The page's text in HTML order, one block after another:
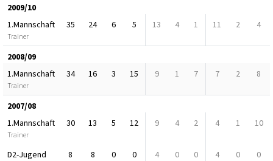
2009/10
1.Mannschaft
Trainer
35 24 6 5 13 4 1 11 2 4
2008/09
1.Mannschaft
Trainer
34 16 3 15 9 1 7 7 2 8
2007/08
1.Mannschaft
Trainer
30 13 5 12 9 4 2 4 1 10
D2-Jugend 8 8 0 0 4 0 0 4 0 0